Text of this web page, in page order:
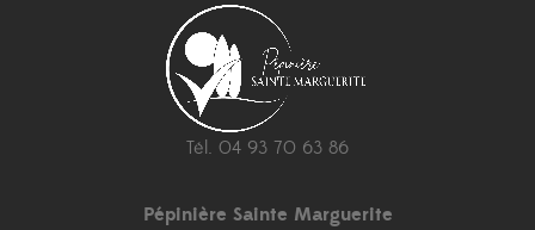
Tél. 04 93 70 63 86
Pépinière Sainte Marguerite